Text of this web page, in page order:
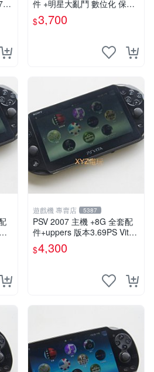
件 +明星大亂鬥 數位化 保修
一年 品質有保障
$3,700
遊戲機 專賣店 5387
PSV 2007 主機 +8G 全套配
件+uppers 版本3.69PS Vita2
$4,300